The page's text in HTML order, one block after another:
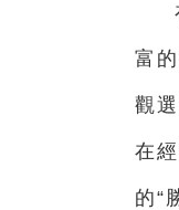
富
觀
在
的“